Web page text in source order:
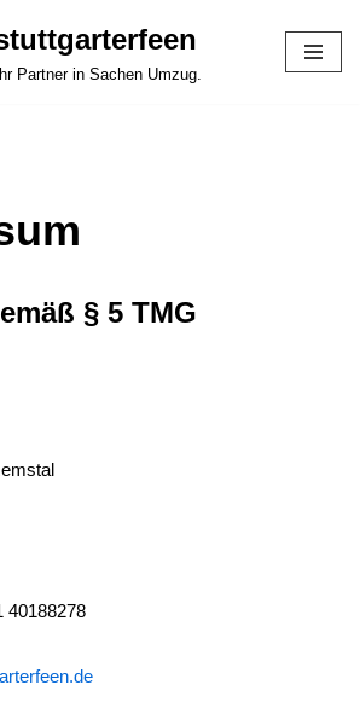
Ihr Partner in Sachen Umzug.
§ 5 TMG
40188278